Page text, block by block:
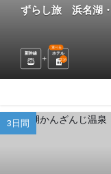
ずらし旅 浜名湖
新幹線 ホテル
選べる
2泊
3日間